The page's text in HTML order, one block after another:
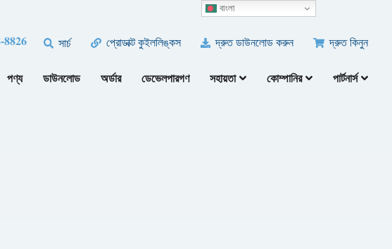
8826 সার্চ প্রোডাক্ট কুইললিঙ্কস দ্রুত ডাউনলোড করুন দ্রুত কিনুন
পণ্য ডাউনলোড অর্ডার ডেভেলপারগণ সহায়তা কোম্পানির পার্টনার্স
বাংলা